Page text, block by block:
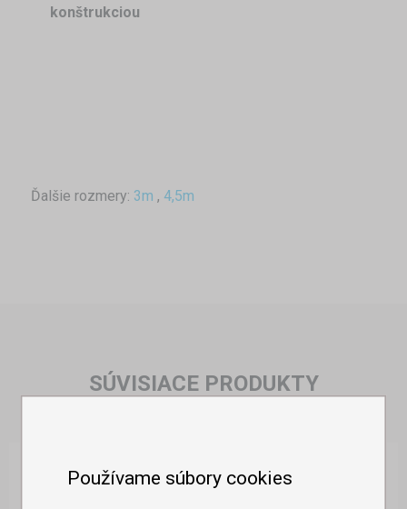
konštrukciou
Ďalšie rozmery: 3m , 4,5m
SÚVISIACE PRODUKTY
Používame súbory cookies